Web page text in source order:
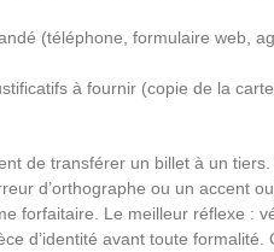
(téléphone, formulaire web,
à fournir (copie de la carte
de transférer un billet à un
d’orthographe ou un accent
forfaitaire. Le meilleur réflexe :
d’identité avant toute formalité.